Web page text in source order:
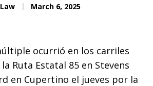
March 6, 2025
ocurrió en los carriles
Ruta Estatal 85 en Stevens
en Cupertino el jueves por la